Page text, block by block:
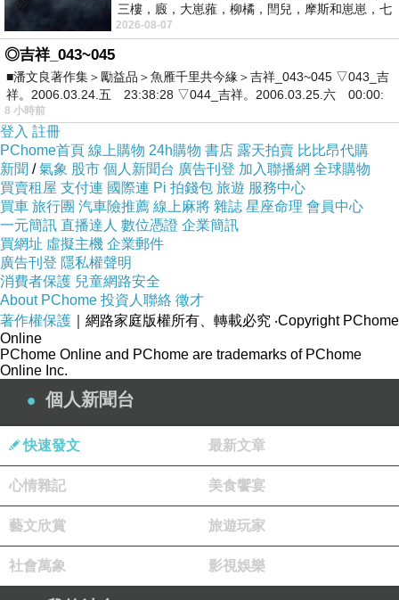
冷氣，客廳是分離式冷氣機，客廳的冷
氣機，可以直接吹到餐廳，房間門打開
也可以吹到冷氣，不常吹冷氣的人，可
能只開電 扇即可，房子是座北朝南，並
不會悶熱。
洗衣機的容量是7.5公斤，桶裝瓦斯
桶，因為這一區沒有拉天然瓦斯線路，
所以只能用桶裝瓦斯，瓦斯桶上方有熱
水器。
可以開伙！可以開伙！
加，想要煮一餐營養又衛生的飯菜
，絕對不是夢！抽油煙機是免洗濾紙，
屋主本身愛乾淨，挑選房客都是附
近工業區正職的房客，希望您也是愛惜
房子的人，共同維護居住環境品質
，房子交給房客時，房東都會把房子打
掃像照片這樣乾淨到可以照鏡子。
三樓，廄，大崽蕥，柳橘，閆兒，摩斯和崽崽，七
個人整整齊齊地站在鏡框之外，如同
2026-08-07
◎吉祥_043~045
■潘文良著作集＞勵益品＞魚雁千里共今緣＞吉祥_043~045 ▽043_吉
祥。2006.03.24.五 23:38:28 ▽044_吉祥。2006.03.25.六 00:00:
8 小時前
登入 註冊
PChome首頁 線上購物 24h購物 書店 露天拍賣 比比昂代購
新聞 /氣象 股市 個人新聞台 廣告刊登 加入聯播網 全球購物
買賣租屋 支付連 國際連 Pi 拍錢包 旅遊 服務中心
買車 旅行團 汽車險推薦 線上麻將 雜誌 星座命理 會員中心
一元簡訊 直播達人 數位憑證 企業簡訊
買網址 虛擬主機 企業郵件
廣告刊登 隱私權聲明
消費者保護 兒童網路安全
About PChome 投資人聯絡 徵才
著作權保護 ｜網路家庭版權所有、轉載必究 ‧Copyright PChome
Online
PChome Online and PChome are trademarks of PChome
Online Inc.
個人新聞台
快速發文 最新文章
心情雜記 美食饗宴
藝文欣賞 旅遊玩家
社會萬象 影視娛樂